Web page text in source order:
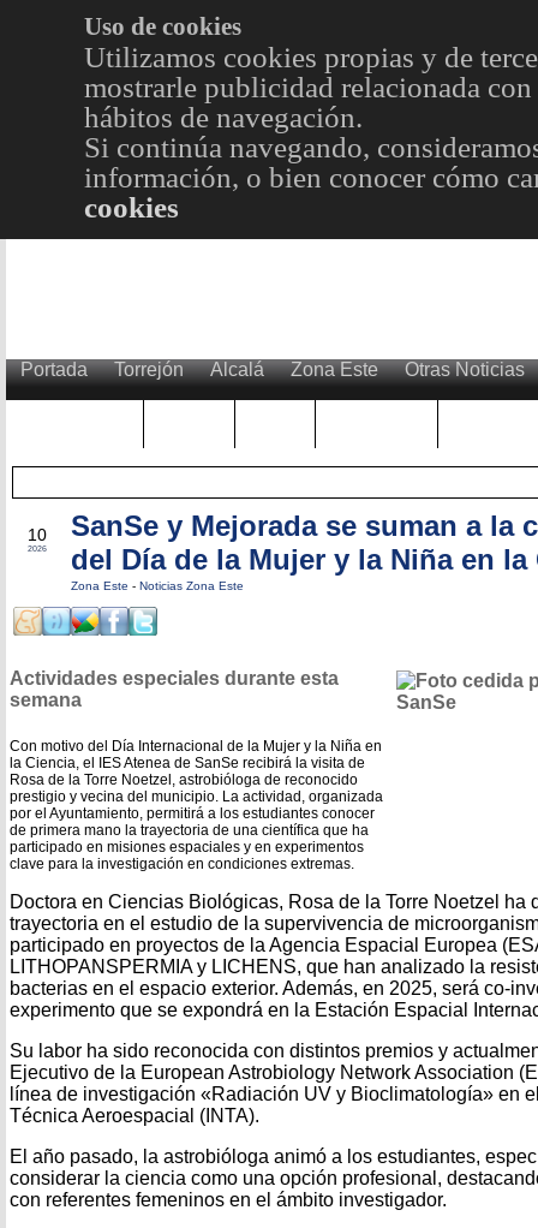
Uso de cookies
Utilizamos cookies propias y de
mostrarle publicidad relacionada
hábitos de navegación.
Si continúa navegando,
información, o bien conocer cómo
cookies
Portada Torrejón Alcalá Zona Este Otras Noticias
10
2026
SanSe y Mejorada se suman a la
del Día de la Mujer y la Niña en la
Zona Este - Noticias Zona Este
Actividades especiales durante esta
semana
Con motivo del Día Internacional de la Mujer y la Niña en
la Ciencia, el IES Atenea de SanSe recibirá la visita de
Rosa de la Torre Noetzel, astrobióloga de reconocido
prestigio y vecina del municipio. La actividad, organizada
por el Ayuntamiento, permitirá a los estudiantes conocer
de primera mano la trayectoria de una científica que ha
participado en misiones espaciales y en experimentos
clave para la investigación en condiciones extremas.
Doctora en Ciencias Biológicas, Rosa de la Torre Noetzel ha
trayectoria en el estudio de la supervivencia de
participado en proyectos de la Agencia Espacial Europea
LITHOPANSPERMIA y LICHENS, que han analizado la
bacterias en el espacio exterior. Además, en 2025, será co-
experimento que se expondrá en la Estación Espacial
Su labor ha sido reconocida con distintos premios y
Ejecutivo de la European Astrobiology Network Association
línea de investigación «Radiación UV y Bioclimatología» en
Técnica Aeroespacial (INTA).
El año pasado, la astrobióloga animó a los estudiantes,
considerar la ciencia como una opción profesional,
con referentes femeninos en el ámbito investigador.